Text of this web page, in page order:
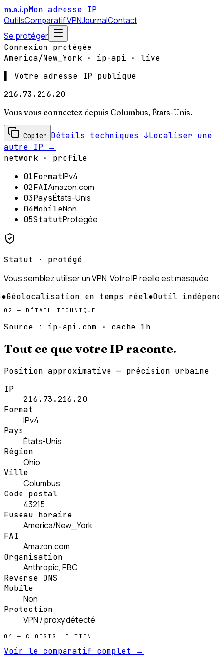
m.a.i.pMon adresse IP
OutilsComparatif VPNJournalContact
Se protéger
Connexion protégée
America/New_York · ip-api · live
Votre adresse IP publique
216.73.216.20
Vous vous connectez depuis Columbus, États-Unis.
Copier Détails techniques ↓Localiser une
autre IP →
network · profile
01FormatIPv4
02FAIAmazon.com
03PaysÉtats-Unis
04MobileNon
05StatutProtégée
Statut · protégé
Vous semblez utiliser un VPN. Votre IP réelle est masquée.
en temps réel●Outil
02 — DÉTAIL TECHNIQUE
Source : ip-api.com · cache 1h
Tout ce que votre IP raconte.
Position approximative — précision urbaine
IP
216.73.216.20
Format
IPv4
Pays
États-Unis
Région
Ohio
Ville
Columbus
Code postal
43215
Fuseau horaire
America/New_York
FAI
Amazon.com
Organisation
Anthropic, PBC
Reverse DNS
Mobile
Non
Protection
VPN / proxy détecté
04 — CHOISIS LE TIEN
Voir le comparatif complet →